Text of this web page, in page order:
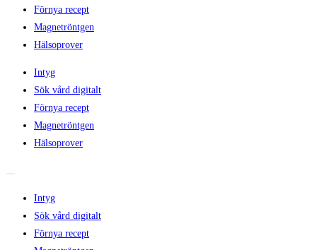
Förnya recept
Magnetröntgen
Hälsoprover
Intyg
Sök vård digitalt
Förnya recept
Magnetröntgen
Hälsoprover
Intyg
Sök vård digitalt
Förnya recept